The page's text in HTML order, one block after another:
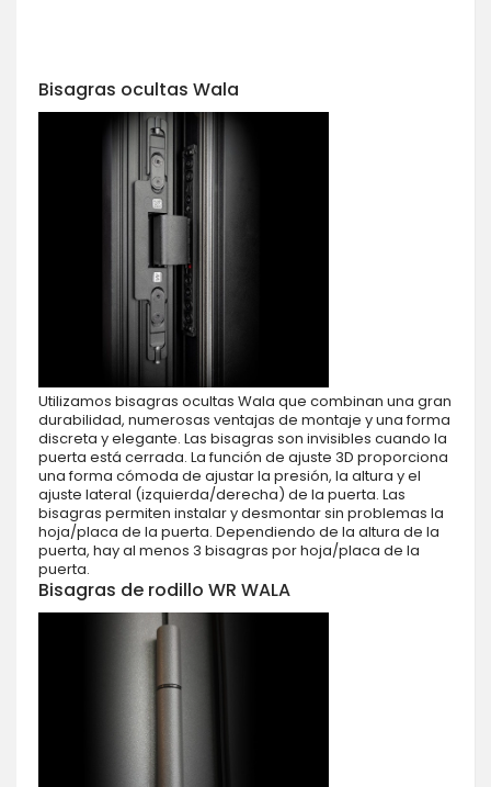
Bisagras ocultas Wala
Utilizamos bisagras ocultas Wala que combinan una gran
durabilidad, numerosas ventajas de montaje y una forma
discreta y elegante. Las bisagras son invisibles cuando la
puerta está cerrada. La función de ajuste 3D proporciona
una forma cómoda de ajustar la presión, la altura y el
ajuste lateral (izquierda/derecha) de la puerta. Las
bisagras permiten instalar y desmontar sin problemas la
hoja/placa de la puerta. Dependiendo de la altura de la
puerta, hay al menos 3 bisagras por hoja/placa de la
puerta.
Bisagras de rodillo WR WALA